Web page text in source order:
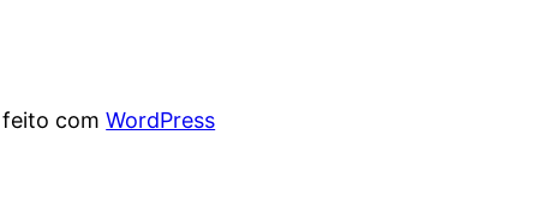
feito comWordPress